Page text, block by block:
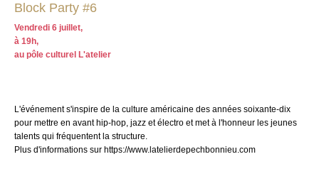
Block Party #6
Vendredi 6 juillet,
à 19h,
au pôle culturel L'atelier
L'événements'inspire de la culture américaine des années soixante-dix
pour mettre en avant hip-hop, jazz et électro et met à l'honneur les jeunes
talents qui fréquentent la structure.
Plus d'informations sur https://www.latelierdepechbonnieu.com